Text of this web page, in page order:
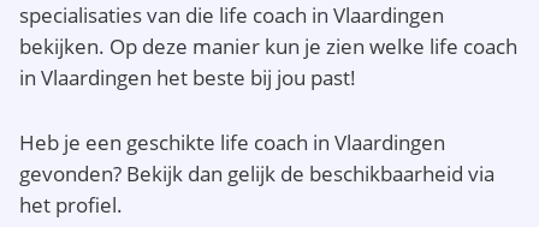
specialisaties van die life coach in Vlaardingen
bekijken. Op deze manier kun je zien welke life coach
in Vlaardingen het beste bij jou past!
Heb je een geschikte life coach in Vlaardingen
gevonden? Bekijk dan gelijk de beschikbaarheid via
het profiel.